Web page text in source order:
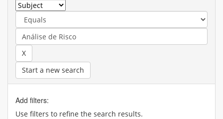
Start a new search
Add filters:
Use filters to refine the search results.